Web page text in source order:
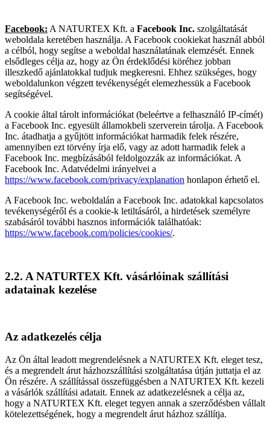
Facebook: A NATURTEX Kft. a Facebook Inc. szolgáltatását
weboldala keretében használja. A Facebook cookiekat használ abból
a célból, hogy segítse a weboldal használatának elemzését. Ennek
elsődleges célja az, hogy az Ön érdeklődési köréhez jobban
illeszkedő ajánlatokkal tudjuk megkeresni. Ehhez szükséges, hogy
weboldalunkon végzett tevékenységét elemezhessük a Facebook
segítségével.
A cookie által tárolt információkat (beleértve a felhasználó IP-címét)
a Facebook Inc. egyesült államokbeli szerverein tárolja. A Facebook
Inc. átadhatja a gyűjtött információkat harmadik felek részére,
amennyiben ezt törvény írja elő, vagy az adott harmadik felek a
Facebook Inc. megbízásából feldolgozzák az információkat. A
Facebook Inc. Adatvédelmi irányelvei a
https://www.facebook.com/privacy/explanation honlapon érhető el.
A Facebook Inc. weboldalán a Facebook Inc. adatokkal kapcsolatos
tevékenységéről és a cookie-k letiltásáról, a hirdetések személyre
szabásáról további hasznos információk találhatóak:
https://www.facebook.com/policies/cookies/.
2.2. A NATURTEX Kft. vásárlóinak szállítási
adatainak kezelése
Az adatkezelés célja
Az Ön által leadott megrendelésnek a NATURTEX Kft. eleget tesz,
és a megrendelt árut házhozszállítási szolgáltatása útján juttatja el az
Ön részére. A szállítással összefüggésben a NATURTEX Kft. kezeli
a vásárlók szállítási adatait. Ennek az adatkezelésnek a célja az,
hogy a NATURTEX Kft. eleget tegyen annak a szerződésben vállalt
kötelezettségének, hogy a megrendelt árut házhoz szállítja.